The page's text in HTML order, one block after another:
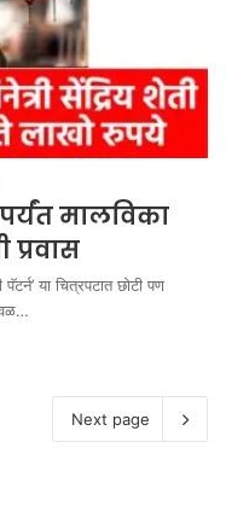
मालविका
या चित्रपटात छोटी पण
Next page